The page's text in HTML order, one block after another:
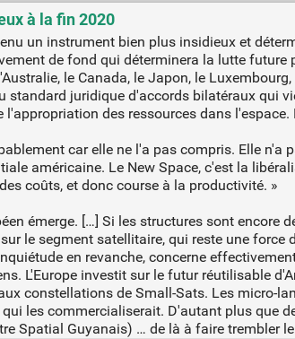
à la fin 2020
un instrument bien plus insidieux et
de fond qui déterminera la lutte future
le Canada, le Japon, le
standard juridique d'accords bilatéraux qui
des ressources dans
car elle ne l'a pas compris. Elle
américaine. Le New Space, c'est la
coûts, et donc course à la productivité. »
émerge. […] Si les structures sont encore
le segment satellitaire, qui reste une
en revanche, concerne
L'Europe investit sur le futur réutilisable
constellations de Small-Sats. Les micro-
les commercialiserait. D'autant plus que
Spatial Guyanais) … de là à faire trembler